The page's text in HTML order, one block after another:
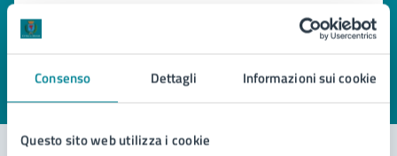
Consenso Dettagli Informazioni sui cookie
Questo sito web utilizza i cookie
Quanto sono chiare le informazioni su questa
pagina?
Valuta 4 stelle su 5
Valuta 3 stelle su 5
Valuta 2 stelle su 5
Valuta 1 stelle su 5